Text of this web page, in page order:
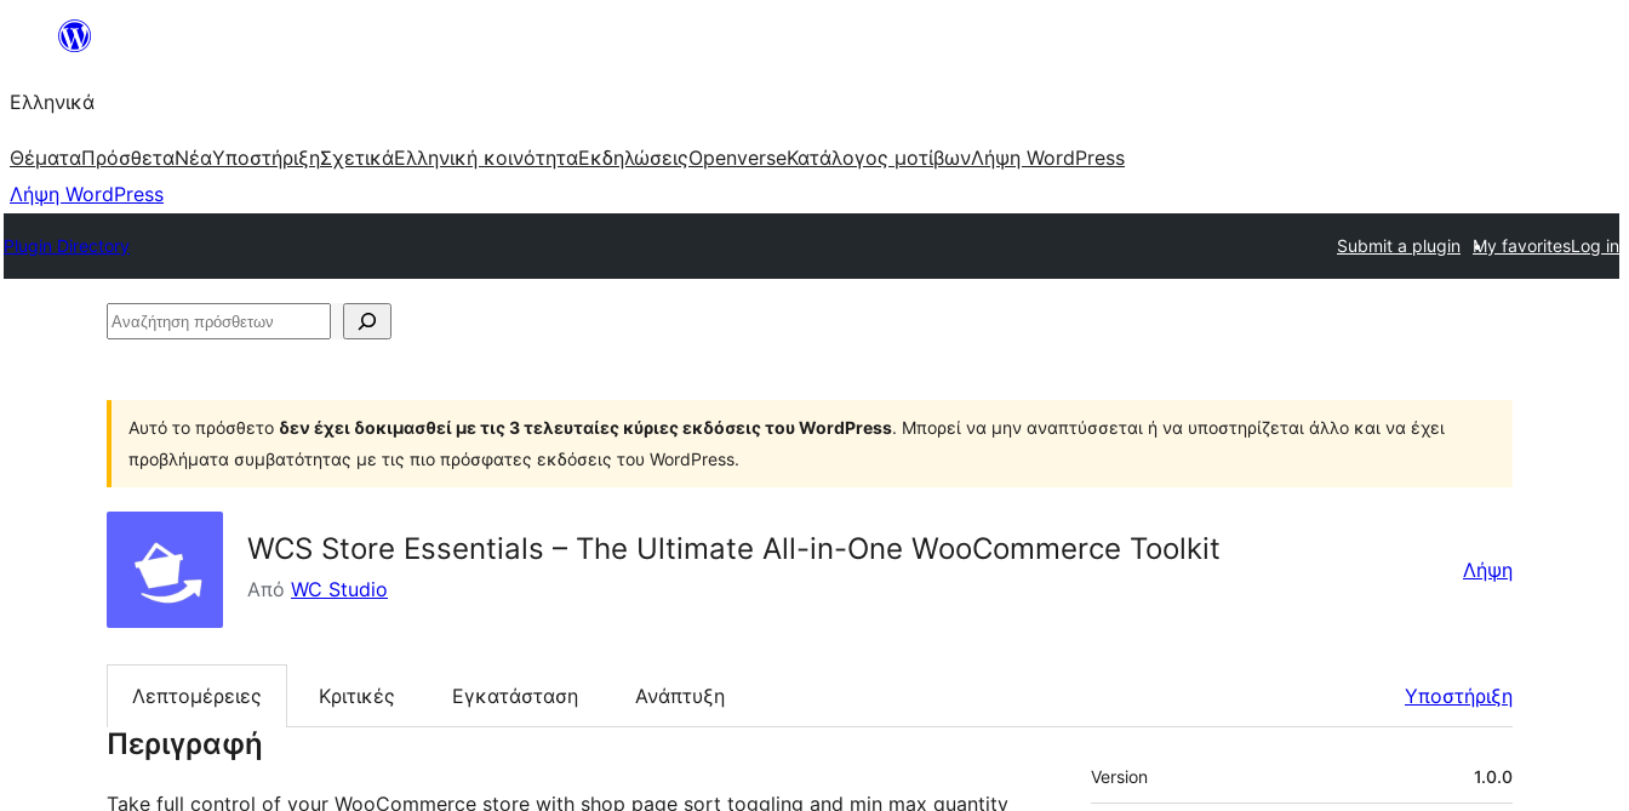
Μετάβαση
περιεχόμενο
Ελληνικά
ΘέματαΠρόσθεταΝέαΥποστήριξηΣχετικάΕλληνική κοινότηταΕκδηλώσειςOpenverseΚατάλογος μοτίβωνΛήψη WordPress
Λήψη WordPress
Plugin Directory Submit a plugin My favoritesLog in
Αναζήτηση
Αυτό το πρόσθετο δεν έχει δοκιμασθεί με τις 3 τελευταίες κύριες εκδόσεις του WordPress. Μπορεί να μην αναπτύσσεται ή να υποστηρίζεται άλλο και να έχει
προβλήματα συμβατότητας με τις πιο πρόσφατες εκδόσεις του WordPress.
WCS Store Essentials – The Ultimate All-in-One WooCommerce Toolkit
Από WC Studio
Λήψη
Λεπτομέρειες Κριτικές Εγκατάσταση Ανάπτυξη Υποστήριξη
Περιγραφή
Take full control of your WooCommerce store with shop page sort toggling and min max quantity
Μεταστοιχεία
Version 1.0.0